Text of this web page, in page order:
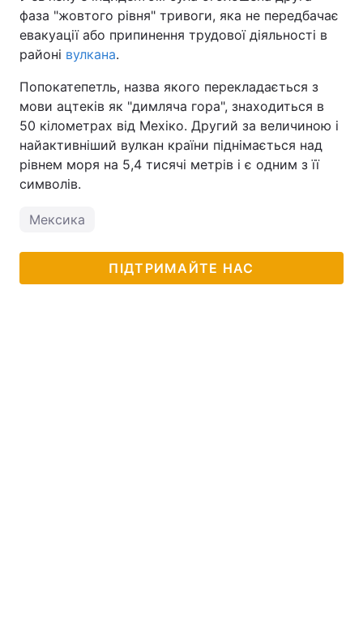
фаза "жовтого рівня" тривоги, яка не передбачає
евакуації або припинення трудової діяльності в
районі вулкана.
Попокатепетль, назва якого перекладається з
мови ацтеків як "димляча гора", знаходиться в
50 кілометрах від Мехіко. Другий за величиною і
найактивніший вулкан країни піднімається над
рівнем моря на 5,4 тисячі метрів і є одним з її
символів.
Мексика
ПІДТРИМАЙТЕ НАС